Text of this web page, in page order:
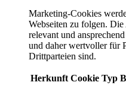
Marketing-Cookies
Webseiten zu folgen.
relevant und
und daher wertvoller für
Drittparteien sind.
Herkunft Cookie Typ